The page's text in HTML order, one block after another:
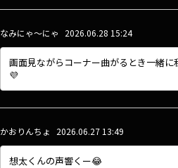
なみにゃ～にゃ 2026.06.28 15:24
画面見ながらコーナー曲がるとき一緒
💜
かおりんちょ 2026.06.27 13:49
想太くんの声響くー😂